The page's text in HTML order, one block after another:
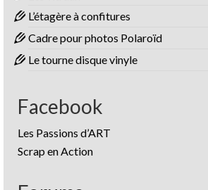
L’étagère à confitures
Cadre pour photos Polaroïd
Le tourne disque vinyle
Facebook
Les Passions d’ART
Scrap en Action